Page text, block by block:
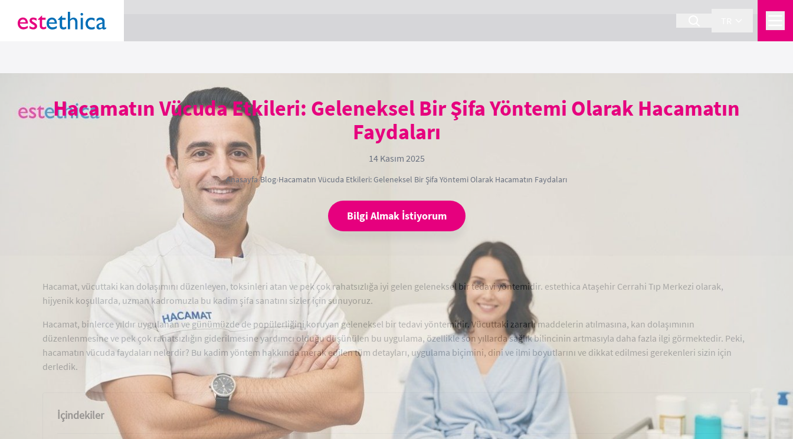
Hacamatın Vücuda Etkileri: Geleneksel Bir Şifa Yöntemi Olarak Hacamatın
Faydaları
14 Kasım 2025
Anasayfa›Blog›Hacamatın Vücuda Etkileri: Geleneksel Bir Şifa Yöntemi Olarak Hacamatın Faydaları
Bilgi Almak İstiyorum
Hacamat, vücuttaki kan dolaşımını düzenleyen, toksinleri atan ve pek çok rahatsızlığa iyi gelen geleneksel bir tedavi yöntemidir. estethica Ataşehir Cerrahi Tıp Merkezi olarak,
hijyenik koşullarda, uzman kadromuzla bu kadim şifa sanatını sizler için sunuyoruz.
Hacamat, binlerce yıldır uygulanan ve günümüzde de popülerliğini koruyan geleneksel bir tedavi yöntemidir. Vücuttaki zararlı maddelerin atılmasına, kan dolaşımının
düzenlenmesine ve pek çok rahatsızlığın giderilmesine yardımcı olduğu düşünülen bu uygulama, özellikle son yıllarda sağlık bilincinin artmasıyla daha fazla ilgi görmektedir. Peki,
hacamatın vücuda faydaları nelerdir? Bu kadim yöntem hakkında merak edilen tüm detayları, uygulama biçimini, dini ve ilmi boyutlarını ve dikkat edilmesi gerekenleri sizin için
derledik.
İçindekiler